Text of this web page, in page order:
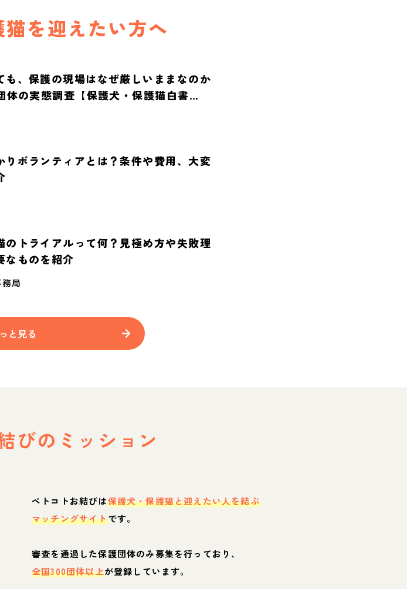
を迎えたい方へ
も、保護の現場はなぜ厳しいままなのか
体の実態調査【保護犬・保護猫白書
りボランティアとは？条件や費用、大変
のトライアルって何？見極め方や失敗理
なものを紹介
局
と見る
びの ミッション
ペトコトお結びは保護犬・保護猫と迎えたい人を結ぶ
マッチングサイトです。
審査を通過した保護団体のみ募集を行っており、
全国300団体以上が登録しています。